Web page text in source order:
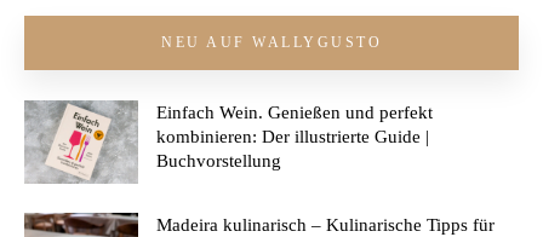
NEU AUF WALLYGUSTO
Einfach Wein. Genießen und perfekt
kombinieren: Der illustrierte Guide |
Buchvorstellung
Madeira kulinarisch – Kulinarische Tipps für